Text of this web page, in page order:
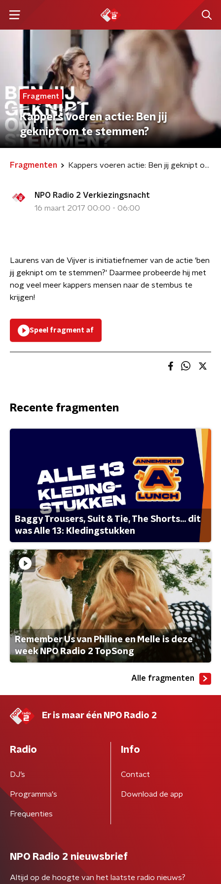
Fragment
Kappers voeren actie: Ben jij
geknipt om te stemmen?
Fragmenten Kappers voeren actie: Ben jij geknipt om te stemmen?
NPO Radio 2 Verkiezingsnacht
16 maart 2017 00:00 - 06:00
Laurens van de Vijver is initiatiefnemer van de actie 'ben
jij geknipt om te stemmen?' Daarmee probeerde hij met
nog veel meer kappers mensen naar de stembus te
krijgen!
Speel fragment af
Recente fragmenten
Baggy Trousers, Suit & Tie, The Shorts... dit
was Alle 13: Kledingstukken
Remember Us van Philine en Melle is deze
week NPO Radio 2 TopSong
Alle fragmenten
Er is maar één NPO Radio 2
Radio
DJ’s
Programma's
Frequenties
Info
Contact
Download de app
NPO Radio 2 nieuwsbrief
Altijd op de hoogte van het laatste radio nieuws?